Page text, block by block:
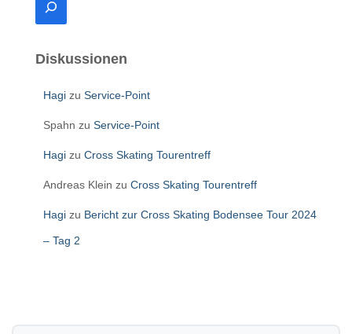
h
Diskussionen
Hagi zu Service-Point
Spahn zu Service-Point
Hagi zu Cross Skating Tourentreff
Andreas Klein zu Cross Skating Tourentreff
Hagi zu Bericht zur Cross Skating Bodensee Tour 2024
– Tag 2